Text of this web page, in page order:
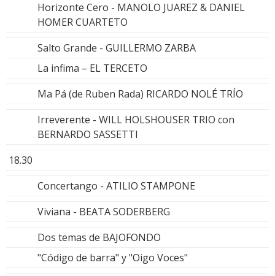
Horizonte Cero - MANOLO JUAREZ & DANIEL
HOMER CUARTETO
Salto Grande - GUILLERMO ZARBA
La infima – EL TERCETO
Ma Pá (de Ruben Rada) RICARDO NOLÉ TRÍO
Irreverente - WILL HOLSHOUSER TRIO con
BERNARDO SASSETTI
18.30
Concertango - ATILIO STAMPONE
Viviana - BEATA SODERBERG
Dos temas de BAJOFONDO
"Código de barra" y "Oigo Voces"